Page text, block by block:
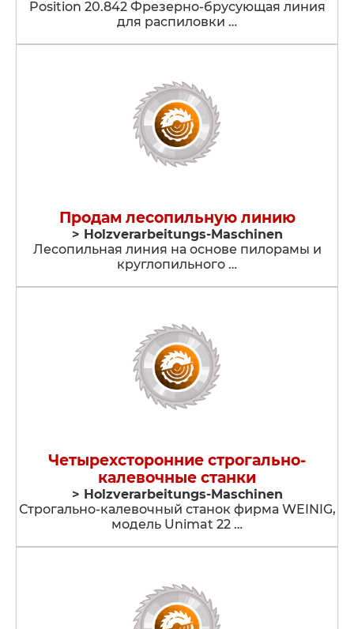
Position 20.842 Фрезерно-брусующая линия
для распиловки …
Продам лесопильную линию
> Holzverarbeitungs-Maschinen
Лесопильная линия на основе пилорамы и
круглопильного …
Четырехсторонние строгально-
калевочные станки
> Holzverarbeitungs-Maschinen
Строгально-калевочный станок фирма WEINIG,
модель Unimat 22 …